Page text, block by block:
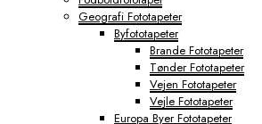
Geografi Fototapeter
Byfototapeter
Brande Fototapeter
Tønder Fototapeter
Vejen Fototapeter
Vejle Fototapeter
Europa Byer Fototapeter